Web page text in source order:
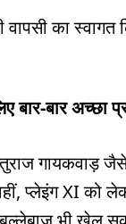
का स्वागत
बार-बार अच्छा
गायकवाड़
प्लेइंग XI को